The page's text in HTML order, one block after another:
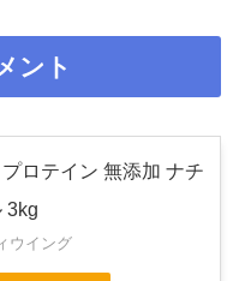
ント
ロテイン 無添加 ナチ
3kg
ウイング